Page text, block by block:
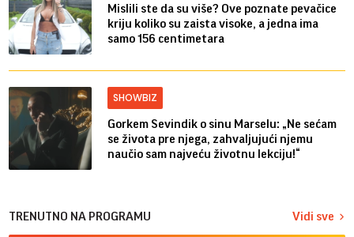
Mislili ste da su više? Ove poznate pevačice
kriju koliko su zaista visoke, a jedna ima
samo 156 centimetara
SHOWBIZ
Gorkem Sevindik o sinu Marselu: „Ne sećam
se života pre njega, zahvaljujući njemu
naučio sam najveću životnu lekciju!“
TRENUTNO NA PROGRAMU Vidi sve